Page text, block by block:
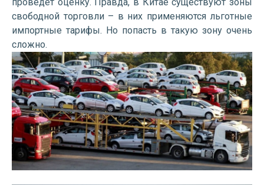
свободной торговли – в них применяются льготные
импортные тарифы. Но попасть в такую зону очень
сложно.